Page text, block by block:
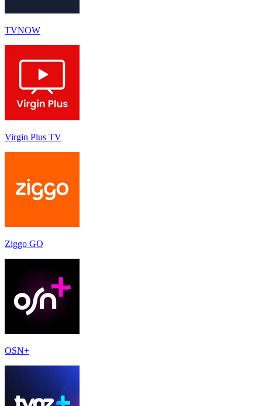
TVNOW
Virgin Plus TV
Ziggo GO
OSN+